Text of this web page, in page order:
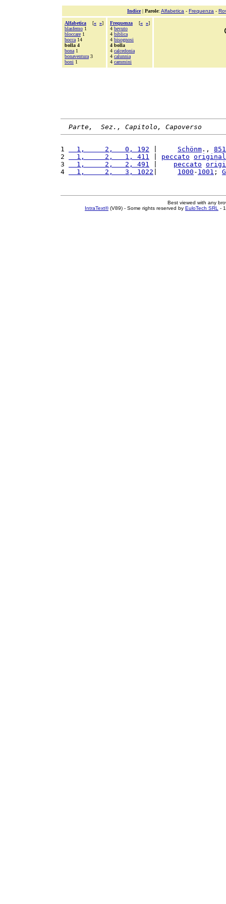
Indice| Parole: Alfabetica - Frequenza -
Alfabetica [« »]
blasfemo 1
bloccare 1
bocca 14
bolla 4
bona 1
bonaventura 3
boni 1
Frequenza [« »]
4 bevuto
4 biblica
4 bisognosi
4 bolla
4 calcedonia
4 calunnia
4 cammini
Parte,  Sez., Capitolo, Capoverso
1
  1,     2,   0, 192
Schönm ., 851
2
  1,     2,   1, 411
peccato
3
  1,     2,   2, 491
peccato
4
  1,     2,   3, 1022
1000 - 1001 ;
Best viewed with any
IntraText®(V89) - Some rights reserved by EuloTech SRL -